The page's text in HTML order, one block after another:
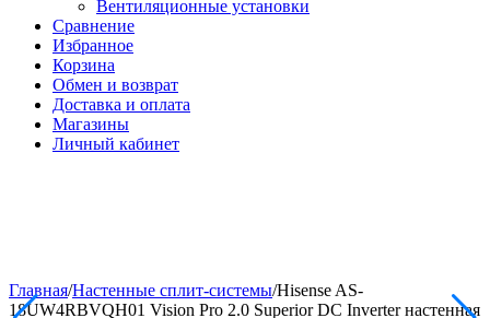
Вентиляционные установки
Сравнение
Избранное
Корзина
Обмен и возврат
Доставка и оплата
Магазины
Личный кабинет
Главная/Настенные сплит-системы/Hisense AS-
18UW4RBVQH01 Vision Pro 2.0 Superior DC Inverter настенная